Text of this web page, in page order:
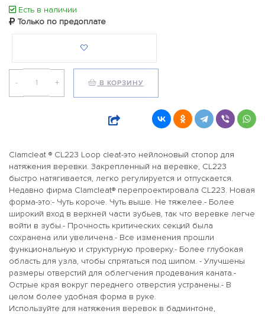
Есть в наличии
Только по предоплате
- + В КОРЗИНУ
Clamcleat ® CL223 Loop cleat-это нейлоновый стопор для
натяжения веревки. Закрепленный на веревке, CL223
быстро натягивается, легко регулируется и отпускается.
Недавно фирма Clamcleat® перепроектировала CL223. Новая
форма-это:- Чуть короче. Чуть выше. Не тяжелее.- Более
широкий вход в верхней части зубьев, так что веревке легче
войти в зубы.- Прочность критических секций была
сохранена или увеличена.- Все изменения прошли
функциональную и структурную проверку.- Более глубокая
область для узла, чтобы спрятаться под шипом. - Улучшены
размеры отверстий для облегчения продевания каната.-
Острые края вокруг переднего отверстия устранены.- В
целом более удобная форма в руке.
Используйте для натяжения веревок в бадминтоне,